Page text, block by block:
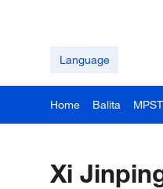
Language
Home Balita MPST
Xi